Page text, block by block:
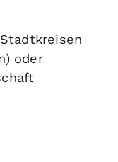
oder